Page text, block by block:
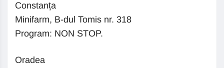
Constanța
Minifarm, B-dul Tomis nr. 318
Program: NON STOP.
Oradea